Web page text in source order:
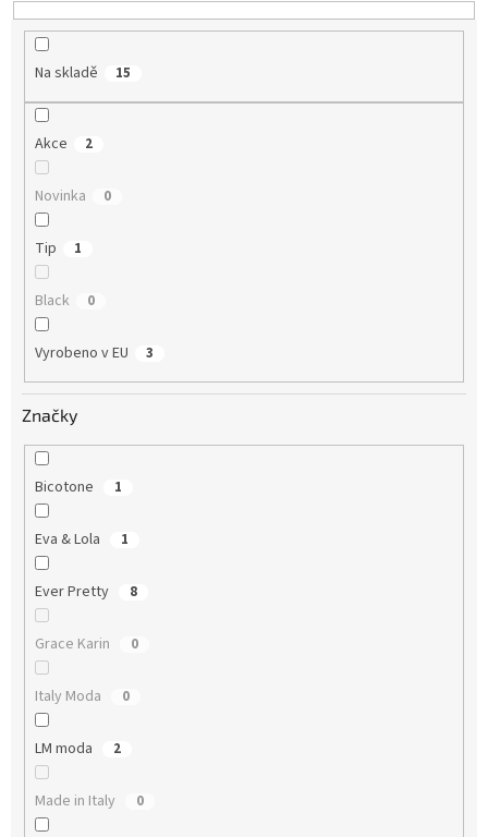
Na skladě 15
Akce 2
Novinka 0
Tip 1
Black 0
Vyrobeno v EU 3
Značky
Bicotone 1
Eva & Lola 1
Ever Pretty 8
Grace Karin 0
Italy Moda 0
LM moda 2
Made in Italy 0